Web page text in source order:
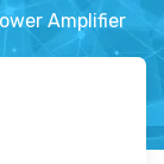
Amplifier